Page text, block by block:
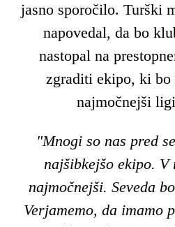
jasno sporočilo. Turški
napovedal, da bo
nastopal na
zgraditi ekipo, ki bo
najmočnejši
"Mnogi so nas pred
najšibkejšo ekipo.
najmočnejši. Seveda
Verjamemo, da imamo